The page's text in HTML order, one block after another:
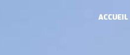
ACCUEIL